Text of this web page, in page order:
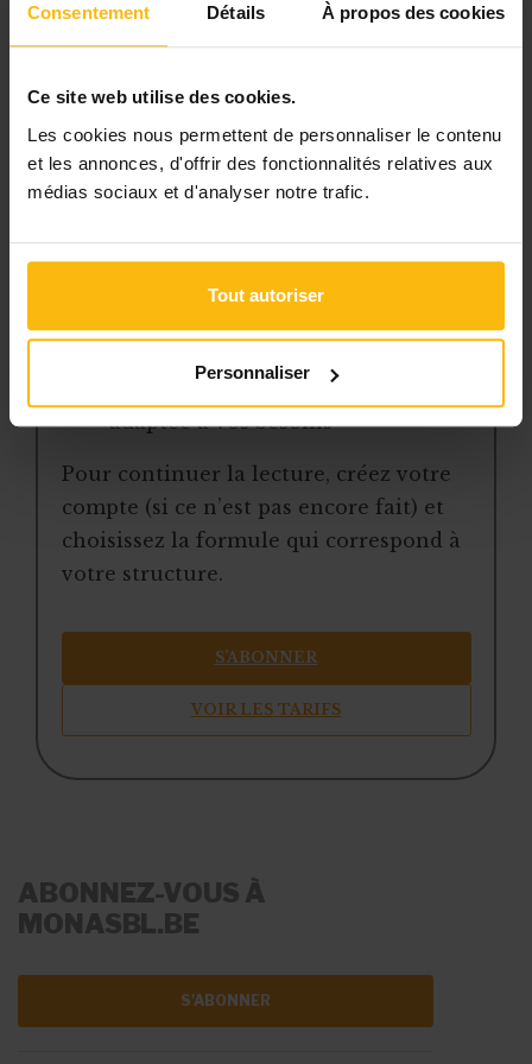
Consentement Détails À propos des cookies
Ce site web utilise des cookies.
Les cookies nous permettent de personnaliser le contenu
et les annonces, d'offrir des fonctionnalités relatives aux
médias sociaux et d'analyser notre trafic.
Tout autoriser
Personnaliser
l’accès libre à l’ensemble des
contenus du site
des articles, dossiers et conseils
pratiques régulièrement mis à jour
jurisprudence
une boîte à outils avec des
une newsletter hebdomadaire
adaptée à vos besoins
Pour continuer la lecture, créez votre
compte (si ce n’est pas encore fait) et
choisissez la formule qui correspond à
votre structure.
S’ABONNER
VOIR LES TARIFS
ABONNEZ-VOUS À
MONASBL.BE
S'ABONNER